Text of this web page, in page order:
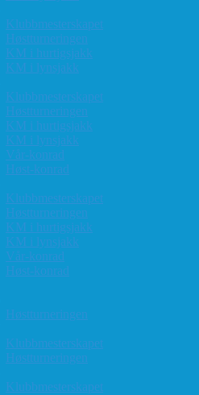
Klubbmesterskapet
Høstturneringen
KM i hurtigsjakk
KM i lynsjakk
Klubbmesterskapet
Høstturneringen
KM i hurtigsjakk
KM i lynsjakk
Vår-konrad
Høst-konrad
Klubbmesterskapet
Høstturneringen
KM i hurtigsjakk
KM i lynsjakk
Vår-konrad
Høst-konrad
Høstturneringen
Klubbmesterskapet
Høstturneringen
Klubbmesterskapet